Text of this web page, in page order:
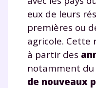
eux de leurs
premières ou
agricole. Cette
à partir des
notamment du
de nouveaux